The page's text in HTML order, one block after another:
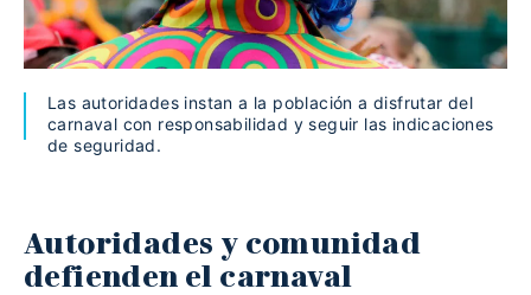
Las autoridades instan a la población a disfrutar del
carnaval con responsabilidad y seguir las indicaciones
de seguridad.
Autoridades y comunidad
defienden el carnaval